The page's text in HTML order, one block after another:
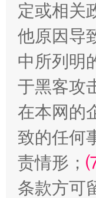
受贿1.44亿
定或相关
他原因导
中所列明
于黑客攻
在本网的
致的任何
责情形；
条款方可